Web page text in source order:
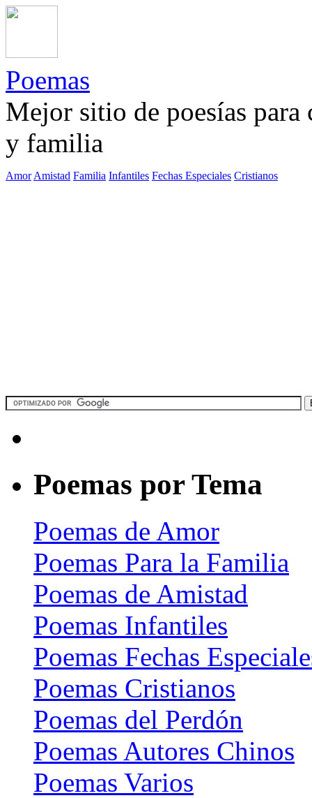
Poemas
Mejor sitio de poesías
y familia
Amor Amistad Familia Infantiles Fechas Especiales Cristianos
Poemas por Tema
Poemas de Amor
Poemas Para la Familia
Poemas de Amistad
Poemas Infantiles
Poemas Fechas
Poemas Cristianos
Poemas del Perdón
Poemas Autores Chinos
Poemas Varios